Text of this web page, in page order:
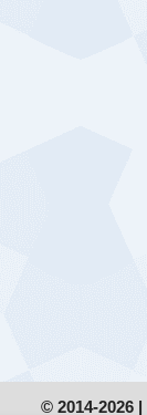
© 2014-2026 |